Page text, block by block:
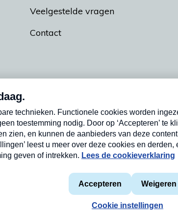
Veelgestelde vragen
Contact
Privacyverklaring
Cookieverklaring